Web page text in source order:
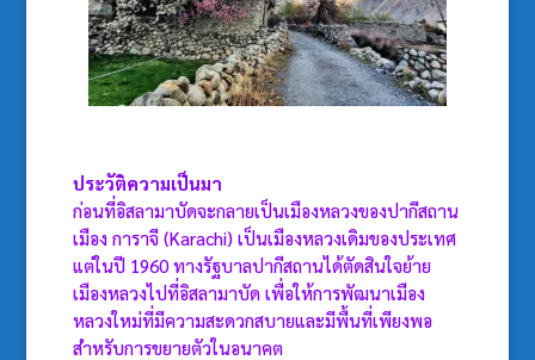
ประวัติความเป็นมา
ก่อนที่อิสลามาบัดจะกลายเป็นเมืองหลวงของปากีสถาน
เมือง การาจี (Karachi) เป็นเมืองหลวงเดิมของประเทศ
แต่ในปี 1960 ทางรัฐบาลปากีสถานได้ตัดสินใจย้าย
เมืองหลวงไปที่อิสลามาบัด เพื่อให้การพัฒนาเมือง
หลวงใหม่ที่มีความสะดวกสบายและมีพื้นที่เพียงพอ
สำหรับการขยายตัวในอนาคต